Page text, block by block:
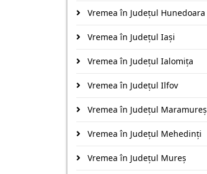
Vremea în Județul Hunedoara
Vremea în Județul Iaşi
Vremea în Județul Ialomiţa
Vremea în Județul Ilfov
Vremea în Județul Maramureş
Vremea în Județul Mehedinţi
Vremea în Județul Mureş